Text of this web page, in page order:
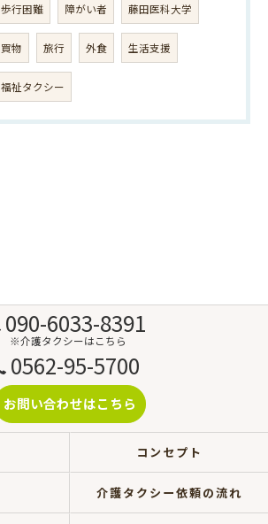
歩行困難 障がい者 藤田医科大学
買物 旅行 外食 生活支援
福祉タクシー
090-6033-8391
※介護タクシーはこちら
0562-95-5700
お問い合わせはこちら
コンセプト
介護タクシー依頼の流れ